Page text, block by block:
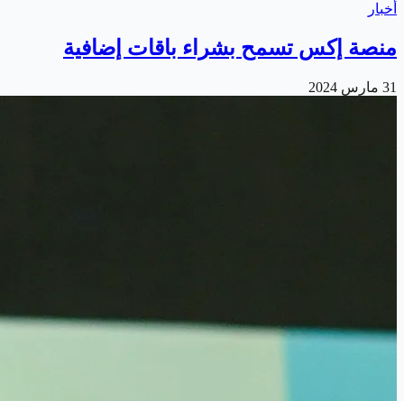
أخبار
منصة إكس تسمح بشراء باقات إضافية
31 مارس 2024